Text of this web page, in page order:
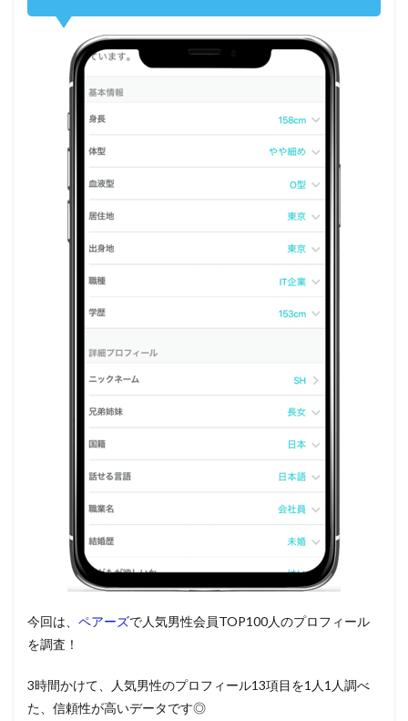
今回は、 ペアーズで人気男性会員TOP100人のプロフィール
を調査！
3時間かけて、人気男性のプロフィール13項目を1人1人調べ
た、信頼性が高いデータです◎